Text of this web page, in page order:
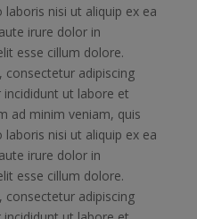
nisi ut aliquip ex ea
irure dolor in
esse cillum dolore.
adipiscing
ut labore et
ad minim veniam, quis
nisi ut aliquip ex ea
irure dolor in
esse cillum dolore.
adipiscing